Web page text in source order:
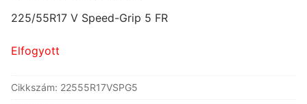
was:
is:
225/55R17 V Speed-Grip 5 FR
Elfogyott
Cikkszám: 22555R17VSPG5